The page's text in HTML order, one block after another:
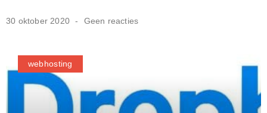
30 oktober 2020 Geen reacties
webhosting